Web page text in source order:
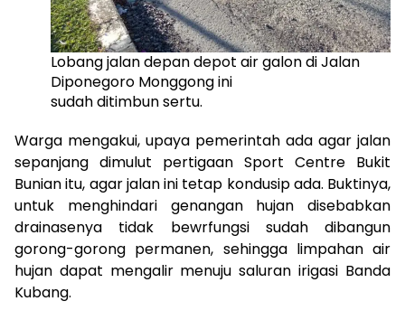
Lobang jalan depan depot air galon di Jalan
Diponegoro Monggong ini
sudah ditimbun sertu.
Warga mengakui, upaya pemerintah ada agar jalan
sepanjang dimulut pertigaan Sport Centre Bukit
Bunian itu, agar jalan ini tetap kondusip ada. Buktinya,
untuk menghindari genangan hujan disebabkan
drainasenya tidak bewrfungsi sudah dibangun
gorong-gorong permanen, sehingga limpahan air
hujan dapat mengalir menuju saluran irigasi Banda
Kubang.